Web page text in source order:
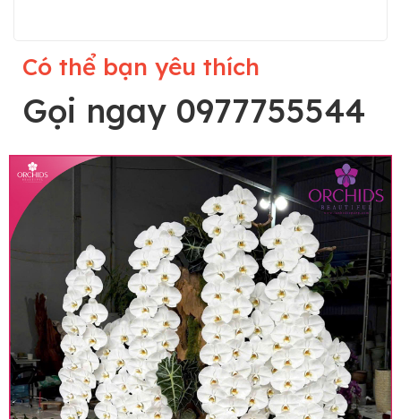
Lưu ý trước khi đặt hàng
• Về cây hoa: Một chậu hoa lan hồ điệp đẹp và
hoàn chỉnh sẽ được phối ghép từ nhiều cây hoa
Có thể bạn yêu thích
Gọi ngay 0977755544